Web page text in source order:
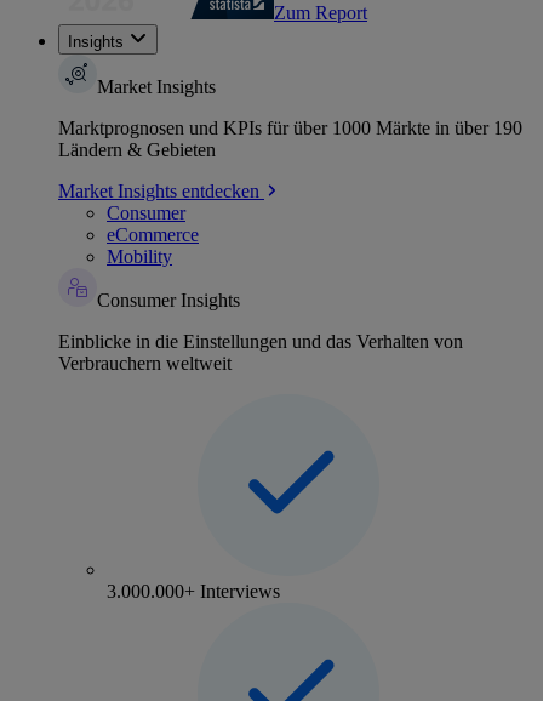
Zum Report
Insights
Market Insights
Marktprognosen und KPIs für über 1000 Märkte in über 190
Ländern & Gebieten
Market Insights entdecken
Consumer
eCommerce
Mobility
Consumer Insights
Einblicke in die Einstellungen und das Verhalten von
Verbrauchern weltweit
3.000.000+ Interviews